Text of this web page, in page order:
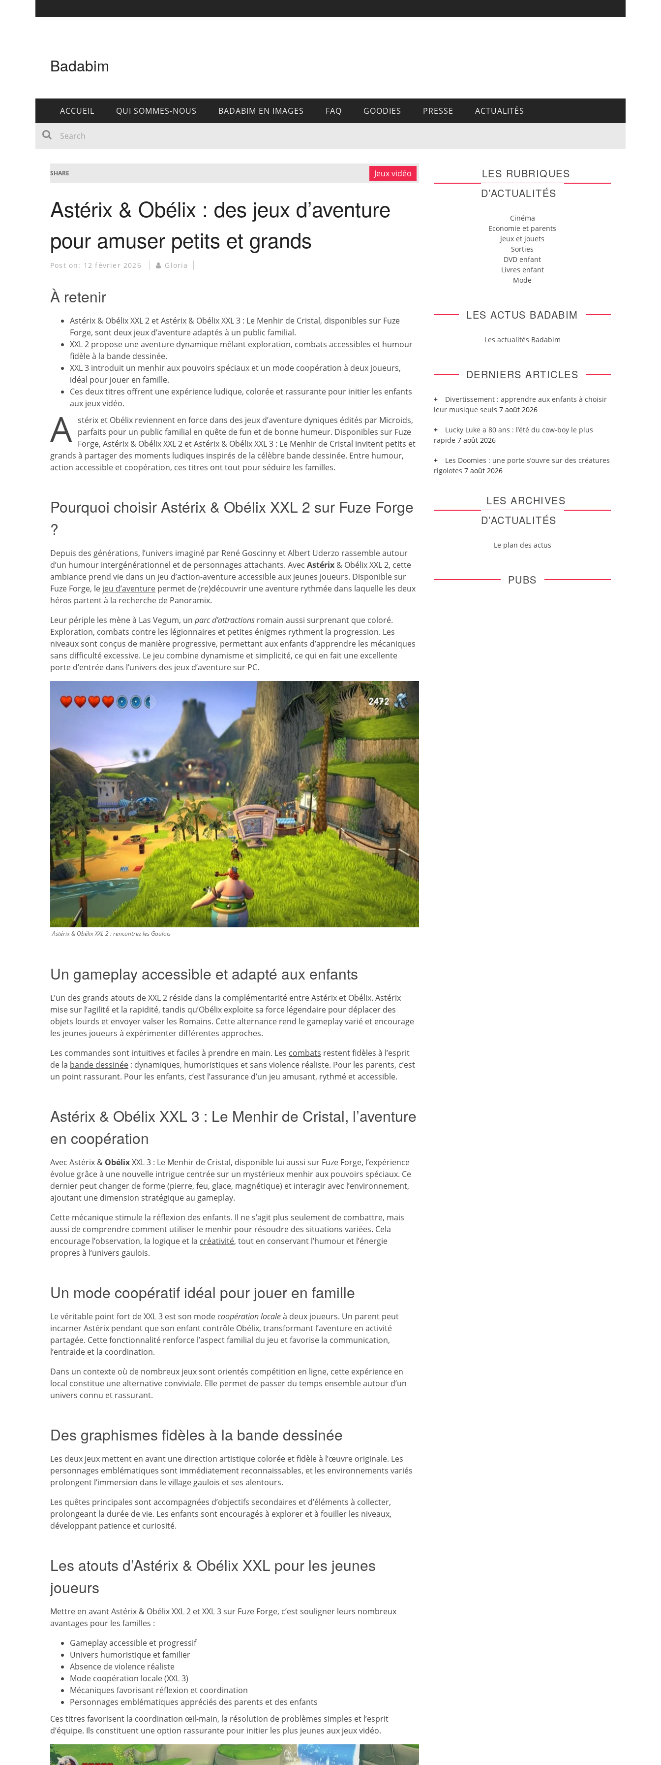
Badabim
ACCUEIL QUI SOMMES-NOUS BADABIM EN IMAGES FAQ GOODIES PRESSE ACTUALITÉS
SHARE Jeux vidéo
Astérix & Obélix : des jeux d’aventure
pour amuser petits et grands
Post on: 12 février 2026 Gloria
À retenir
Astérix & Obélix XXL 2 et Astérix & Obélix XXL 3 : Le Menhir de Cristal, disponibles sur Fuze
Forge, sont deux jeux d’aventure adaptés à un public familial.
XXL 2 propose une aventure dynamique mêlant exploration, combats accessibles et humour
fidèle à la bande dessinée.
XXL 3 introduit un menhir aux pouvoirs spéciaux et un mode coopération à deux joueurs,
idéal pour jouer en famille.
Ces deux titres offrent une expérience ludique, colorée et rassurante pour initier les enfants
aux jeux vidéo.
A stérix et Obélix reviennent en force dans des jeux d’aventure dyniques édités par Microids,
parfaits pour un public familial en quête de fun et de bonne humeur. Disponibles sur Fuze
Forge, Astérix & Obélix XXL 2 et Astérix & Obélix XXL 3 : Le Menhir de Cristal invitent petits et
grands à partager des moments ludiques inspirés de la célèbre bande dessinée. Entre humour,
action accessible et coopération, ces titres ont tout pour séduire les familles.
Pourquoi choisir Astérix & Obélix XXL 2 sur Fuze Forge
?
Depuis des générations, l’univers imaginé par René Goscinny et Albert Uderzo rassemble autour
d’un humour intergénérationnel et de personnages attachants. Avec Astérix & Obélix XXL 2, cette
ambiance prend vie dans un jeu d’action-aventure accessible aux jeunes joueurs. Disponible sur
Fuze Forge, le jeu d’aventure permet de (re)découvrir une aventure rythmée dans laquelle les deux
héros partent à la recherche de Panoramix.
Leur périple les mène à Las Vegum, un parc d’attractions romain aussi surprenant que coloré.
Exploration, combats contre les légionnaires et petites énigmes rythment la progression. Les
niveaux sont conçus de manière progressive, permettant aux enfants d’apprendre les mécaniques
sans difficulté excessive. Le jeu combine dynamisme et simplicité, ce qui en fait une excellente
porte d’entrée dans l’univers des jeux d’aventure sur PC.
Astérix & Obélix XXL 2 : rencontrez les Gaulois
Un gameplay accessible et adapté aux enfants
L’un des grands atouts de XXL 2 réside dans la complémentarité entre Astérix et Obélix. Astérix
mise sur l’agilité et la rapidité, tandis qu’Obélix exploite sa force légendaire pour déplacer des
objets lourds et envoyer valser les Romains. Cette alternance rend le gameplay varié et encourage
les jeunes joueurs à expérimenter différentes approches.
Les commandes sont intuitives et faciles à prendre en main. Les combats restent fidèles à l’esprit
de la bande dessinée : dynamiques, humoristiques et sans violence réaliste. Pour les parents, c’est
un point rassurant. Pour les enfants, c’est l’assurance d’un jeu amusant, rythmé et accessible.
Astérix & Obélix XXL 3 : Le Menhir de Cristal, l’aventure
en coopération
Avec Astérix & ObélixXXL 3 : Le Menhir de Cristal, disponible lui aussi sur Fuze Forge, l’expérience
évolue grâce à une nouvelle intrigue centrée sur un mystérieux menhir aux pouvoirs spéciaux. Ce
dernier peut changer de forme (pierre, feu, glace, magnétique) et interagir avec l’environnement,
ajoutant une dimension stratégique au gameplay.
Cette mécanique stimule la réflexion des enfants. Il ne s’agit plus seulement de combattre, mais
aussi de comprendre comment utiliser le menhir pour résoudre des situations variées. Cela
encourage l’observation, la logique et la créativité, tout en conservant l’humour et l’énergie
propres à l’univers gaulois.
Un mode coopératif idéal pour jouer en famille
Le véritable point fort de XXL 3 est son modecoopération localeà deux joueurs. Un parent peut
incarner Astérix pendant que son enfant contrôle Obélix, transformant l’aventure en activité
partagée. Cette fonctionnalité renforce l’aspect familial du jeu et favorise la communication,
l’entraide et la coordination.
Dans un contexte où de nombreux jeux sont orientés compétition en ligne, cette expérience en
local constitue une alternative conviviale. Elle permet de passer du temps ensemble autour d’un
univers connu et rassurant.
Des graphismes fidèles à la bande dessinée
Les deux jeux mettent en avant une direction artistique colorée et fidèle à l’œuvre originale. Les
personnages emblématiques sont immédiatement reconnaissables, et les environnements variés
prolongent l’immersion dans le village gaulois et ses alentours.
Les quêtes principales sont accompagnées d’objectifs secondaires et d’éléments à collecter,
prolongeant la durée de vie. Les enfants sont encouragés à explorer et à fouiller les niveaux,
développant patience et curiosité.
Les atouts d’Astérix & Obélix XXL pour les jeunes
joueurs
Mettre en avant Astérix & Obélix XXL 2 et XXL 3 sur Fuze Forge, c’est souligner leurs nombreux
avantages pour les familles :
Gameplay accessible et progressif
Univers humoristique et familier
Absence de violence réaliste
Mode coopération locale (XXL 3)
Mécaniques favorisant réflexion et coordination
Personnages emblématiques appréciés des parents et des enfants
Ces titres favorisent la coordination œil-main, la résolution de problèmes simples et l’esprit
d’équipe. Ils constituent une option rassurante pour initier les plus jeunes aux jeux vidéo.
LES RUBRIQUES
D’ACTUALITÉS
Cinéma
Economie et parents
Jeux et jouets
Sorties
DVD enfant
Livres enfant
Mode
LES ACTUS BADABIM
Les actualités Badabim
DERNIERS ARTICLES
Divertissement : apprendre aux enfants à choisir
leur musique seuls 7 août 2026
Lucky Luke a 80 ans : l’été du cow-boy le plus
rapide 7 août 2026
Les Doomies : une porte s’ouvre sur des créatures
rigolotes 7 août 2026
LES ARCHIVES
D’ACTUALITÉS
Le plan des actus
PUBS